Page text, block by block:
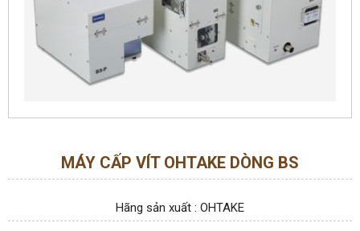
MÁY CẤP VÍT OHTAKE DÒNG BS
Hãng sản xuất : OHTAKE